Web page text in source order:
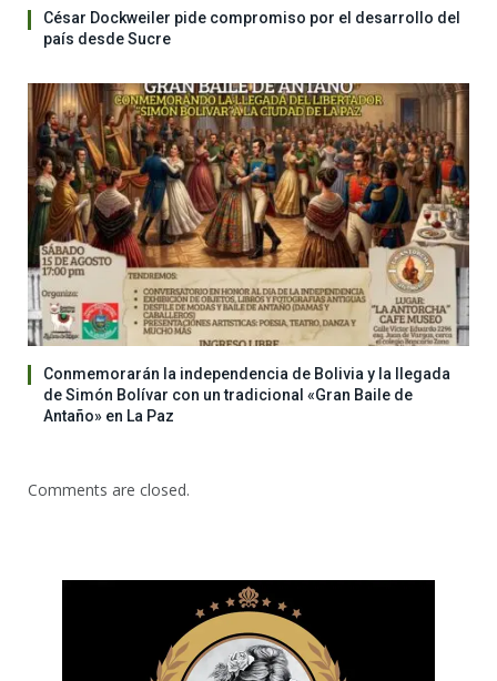
César Dockweiler pide compromiso por el desarrollo del
país desde Sucre
Conmemorarán la independencia de Bolivia y la llegada
de Simón Bolívar con un tradicional «Gran Baile de
Antaño» en La Paz
Comments are closed.